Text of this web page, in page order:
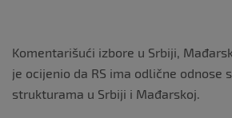
Komentarišući izbore u Srbiji,
je ocijenio da RS ima odlične odnose
strukturama u Srbiji i Mađarskoj.